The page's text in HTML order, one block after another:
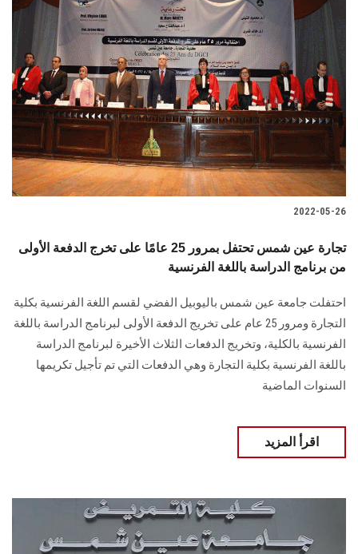
2022-05-26
تجارة عين شمس تحتفل بمرور 25 عامًا على تخرج الدفعة الأولى
من برنامج الدراسة باللغة الفرنسية
احتفلت جامعة عين شمس باليوبيل الفضي لقسم اللغة الفرنسية بكلية
التجارة ومرور 25 عام على تخريج الدفعة الأولى لبرنامج الدراسة باللغة
الفرنسية بالكلية، وتخريج الدفعات الثلاث الأخيرة لبرنامج الدراسة
باللغة الفرنسية بكلية التجارة وهي الدفعات التي تم تأجيل تكريمها
السنوات الماضية
اقرأ المزيد